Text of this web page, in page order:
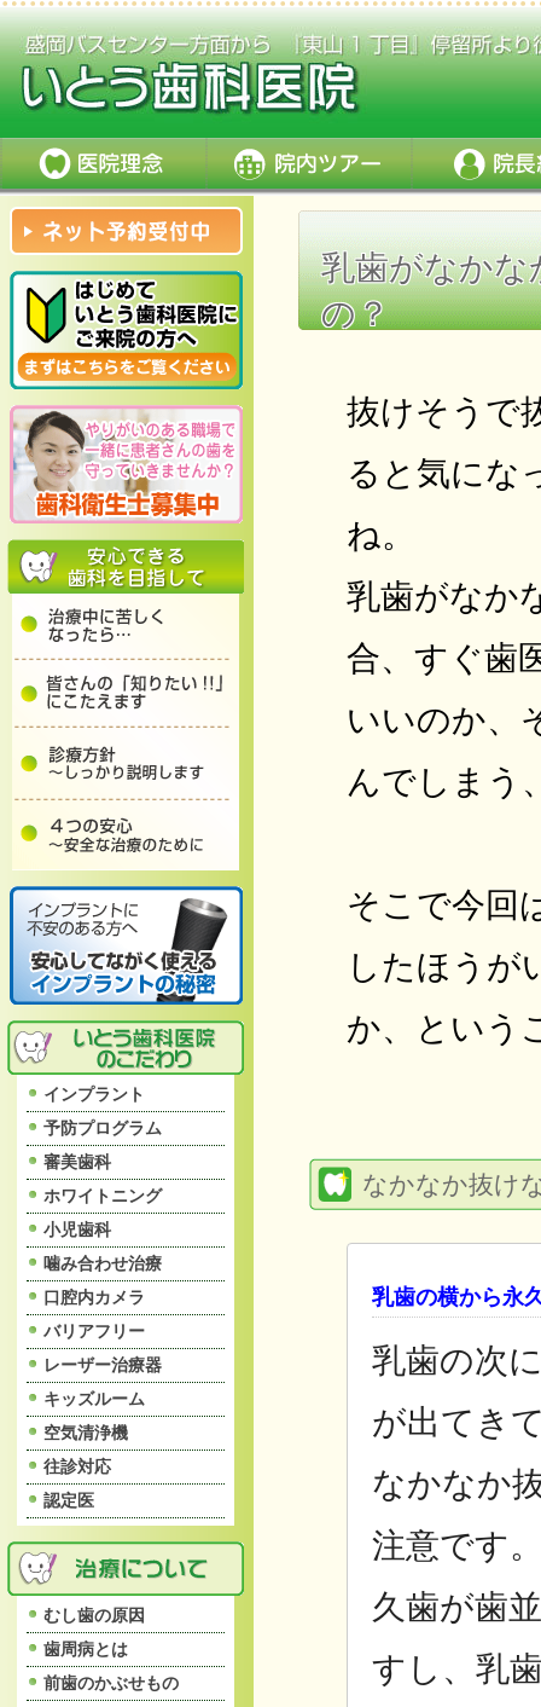
インプラント
予防プログラム
審美歯科
ホワイトニング
小児歯科
噛み合わせ治療
口腔内カメラ
バリアフリー
レーザー治療器
キッズルーム
空気清浄機
往診対応
認定医
むし歯の原因
歯周病とは
前歯のかぶせもの
乳歯がなかな
の？
抜けそうで
ると気にな
ね。
乳歯がなか
合、すぐ歯
いいのか、
んでしまう
そこで今回
したほうが
か、という
なかなか抜け
乳歯の横から永
乳歯の次
が出てき
なかなか
注意です
久歯が歯
すし、乳